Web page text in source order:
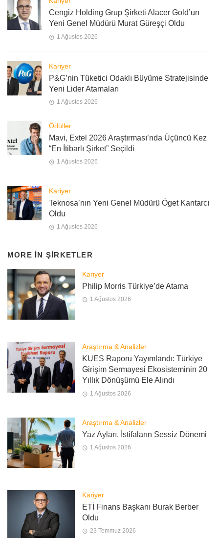
Cengiz Holding Grup Şirketi Alacer Gold’un
Yeni Genel Müdürü Murat Güreşçi Oldu
1 Ağustos 2026
Kariyer
P&G’nin Tüketici Odaklı Büyüme Stratejisinde
Yeni Lider Atamaları
1 Ağustos 2026
Ödüller
Mavi, Extel 2026 Araştırması’nda Üçüncü Kez
“En İtibarlı Şirket” Seçildi
1 Ağustos 2026
Kariyer
Teknosa’nın Yeni Genel Müdürü Öget Kantarcı
Oldu
1 Ağustos 2026
MORE IN ŞIRKETLER
Kariyer
Philip Morris Türkiye’de Atama
1 Ağustos 2026
Araştırma & Analizler
KUES Raporu Yayımlandı: Türkiye
Girişim Sermayesi Ekosisteminin 20
Yıllık Dönüşümü Ele Alındı
1 Ağustos 2026
Araştırma & Analizler
Yaz Ayları, İstifaların Sessiz Dönemi
1 Ağustos 2026
Kariyer
ETİ Finans Başkanı Burak Berber
Oldu
23 Temmuz 2026